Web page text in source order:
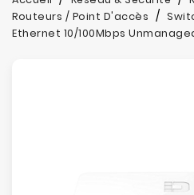
Téléphonie
Routeurs / Point D'accès
Ethernet 10/100Mbps